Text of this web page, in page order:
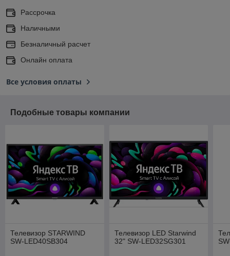
Рассрочка
Наличными
Безналичный расчет
Онлайн оплата
Все условия оплаты
Подобные товары компании
Телевизор STARWIND
SW-LED40SB304
Телевизор LED Starwind
32" SW-LED32SG301